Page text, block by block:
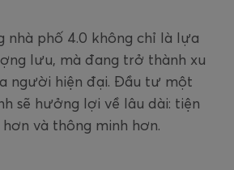
nhà phố 4.0 không chỉ là lựa
lưu, mà đang trở thành xu
người hiện đại. Đầu tư một
sẽ hưởng lợi về lâu dài: tiện
và thông minh hơn.